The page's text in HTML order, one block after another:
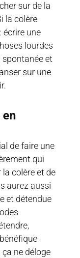
sur de la
la colère
écrire une
lourdes
spontanée et
sur une
de faire une
qui
colère et de
aurez aussi
et détendue
ne déloge